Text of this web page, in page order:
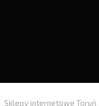
Sklepy internetowe Toruń